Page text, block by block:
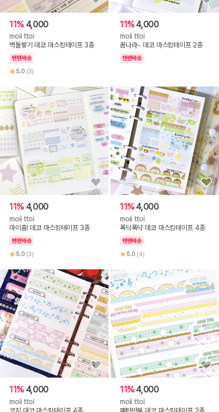
11% 4,000
moii ttoi
벽돌쌓기 데코 마스킹테이프 3종
텐텐배송
5.0 (3)
11%4,000
moii ttoi
꿈나라~ 데코 마스킹테이프 2종
텐텐배송
11% 4,000
moii ttoi
마이홈! 데코 마스킹테이프 3종
텐텐배송
5.0 (3)
11%4,000
moii ttoi
폭닥폭닥 데코 마스킹테이프 4종
텐텐배송
5.0 (4)
11% 4,000
moii ttoi
코지 데코 마스킹테이프 4종
11%4,000
moii ttoi
패턴반복 데코 마스킹테이프 2종